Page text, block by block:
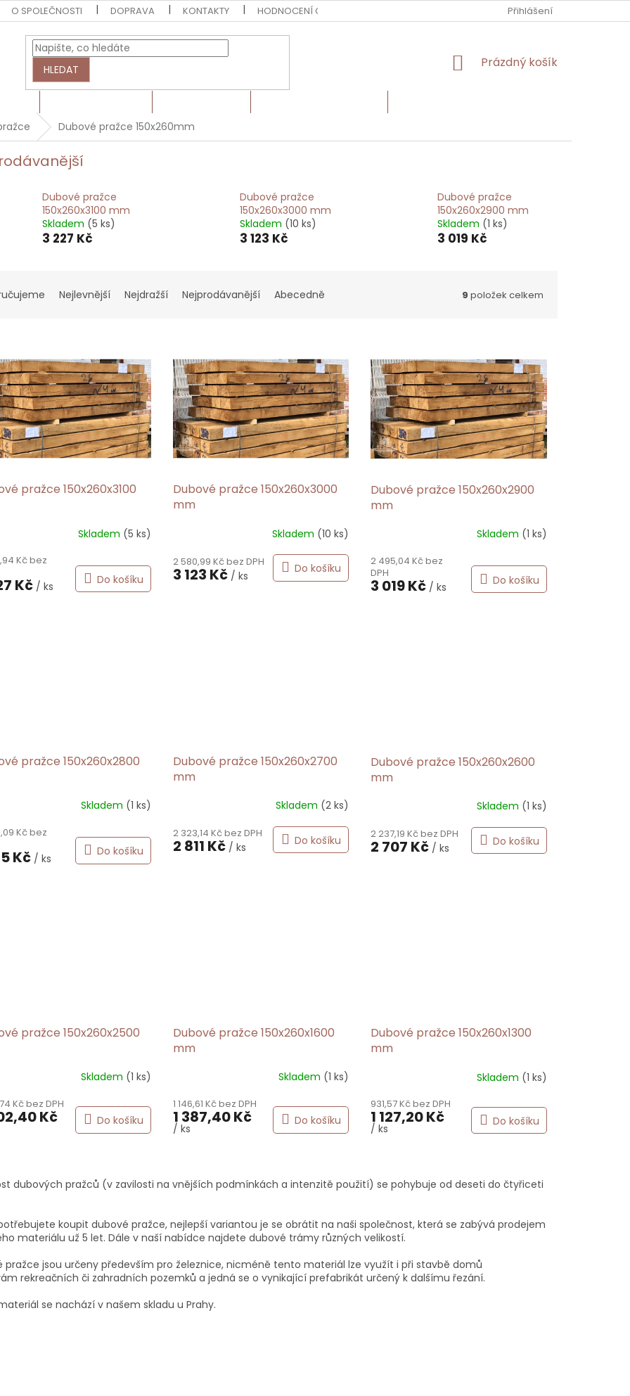
O SPOLEČNOSTI DOPRAVA KONTAKTY HODNOCENÍ OBCHODU Přihlášení
HLEDAT
NÁKUPNÍ
Prázdný košík
Dubové pražce 150x260mm
Dubové pražce
150x260x3100 mm
Skladem (5 ks)
3 227 Kč
Dubové pražce
150x260x3000 mm
Skladem (10 ks)
3 123 Kč
Dubové pražce
150x260x2900 mm
Skladem (1 ks)
3 019 Kč
Nejlevnější Nejdražší Nejprodávanější Abecedně 9 položek celkem
pražce 150x260x3100
Skladem (5 ks)
Kč bez
Kč / ks
Do košíku
Dubové pražce 150x260x3000
mm
produktu
je
Skladem (10 ks)
2 580,99 Kč bez DPH
3 123 Kč / ks
Do košíku
Dubové pražce 150x260x2900
mm
Skladem (1 ks)
2 495,04 Kč bez
DPH
3 019 Kč / ks
Do košíku
pražce 150x260x2800
Skladem (1 ks)
Kč bez
Kč / ks
Do košíku
Dubové pražce 150x260x2700
mm
Skladem (2 ks)
2 323,14 Kč bez DPH
2 811 Kč / ks
Do košíku
Dubové pražce 150x260x2600
mm
Skladem (1 ks)
2 237,19 Kč bez DPH
2 707 Kč / ks
Do košíku
pražce 150x260x2500
Skladem (1 ks)
Kč bez DPH
Kč Do košíku
Dubové pražce 150x260x1600
mm
Skladem (1 ks)
1 146,61 Kč bez DPH
1 387,40 Kč
/ ks
Do košíku
Dubové pražce 150x260x1300
mm
produktu
je
5,0
Skladem (1 ks)
931,57 Kč bez DPH
1 127,20 Kč
/ ks
Do košíku
v
l
d
a
c
p
r
dubových pražců (v zavilosti na vnějších podmínkách a intenzitě použití) se pohybuje od deseti do čtyřiceti
koupit dubové pražce, nejlepší variantou je se obrátit na naši společnost, která se zabývá prodejem
materiálu už 5 let. Dále v naší nabídce najdete dubové trámy různých velikostí.
pražce jsou určeny především pro železnice, nicméně tento materiál lze využít i při stavbě domů
rekreačních či zahradních pozemků a jedná se o vynikající prefabrikát určený k dalšímu řezání.
se nachází v našem skladu u Prahy.